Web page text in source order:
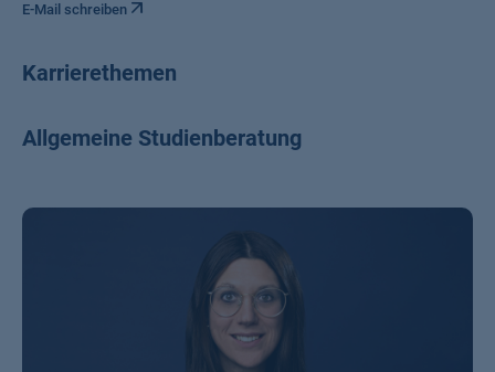
E-Mail schreiben
Karrierethemen
Allgemeine Studienberatung